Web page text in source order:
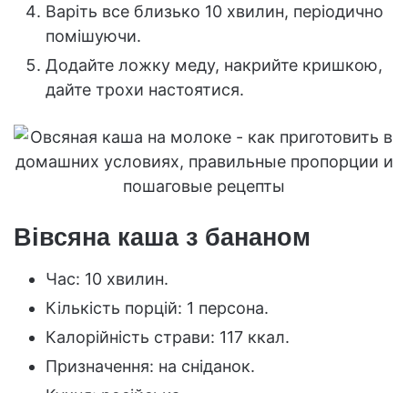
Варіть все близько 10 хвилин, періодично
помішуючи.
Додайте ложку меду, накрийте кришкою,
дайте трохи настоятися.
Вівсяна каша з бананом
Час: 10 хвилин.
Кількість порцій: 1 персона.
Калорійність страви: 117 ккал.
Призначення: на сніданок.